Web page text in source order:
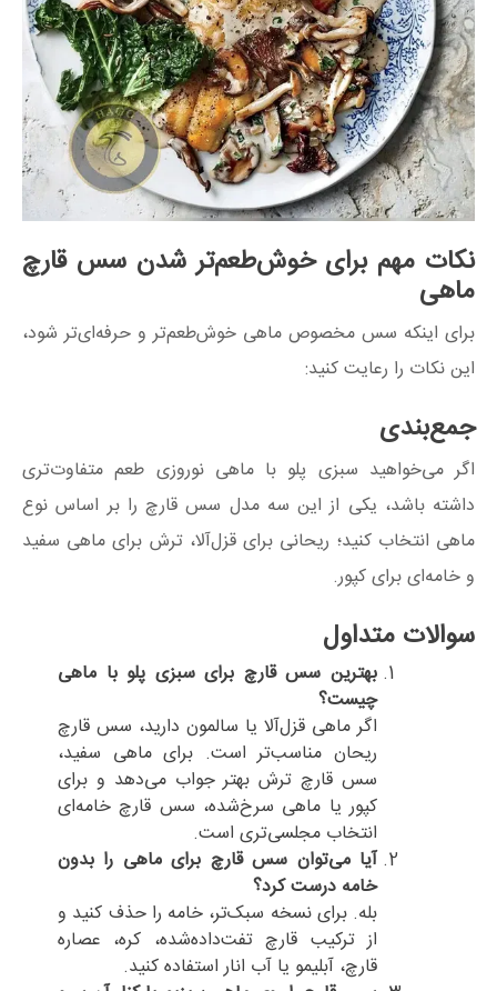
نکات مهم برای خوش‌طعم‌تر شدن سس قارچ
ماهی
برای اینکه سس مخصوص ماهی خوش‌طعم‌تر و حرفه‌ای‌تر شود،
این نکات را رعایت کنید:
جمع‌بندی
اگر می‌خواهید سبزی پلو با ماهی نوروزی طعم متفاوت‌تری
داشته باشد، یکی از این سه مدل سس قارچ را بر اساس نوع
ماهی انتخاب کنید؛ ریحانی برای قزل‌آلا، ترش برای ماهی سفید
و خامه‌ای برای کپور.
سوالات متداول
بهترین سس قارچ برای سبزی پلو با ماهی
چیست؟
اگر ماهی قزل‌آلا یا سالمون دارید، سس قارچ
ریحان مناسب‌تر است. برای ماهی سفید،
سس قارچ ترش بهتر جواب می‌دهد و برای
کپور یا ماهی سرخ‌شده، سس قارچ خامه‌ای
انتخاب مجلسی‌تری است.
آیا می‌توان سس قارچ برای ماهی را بدون
خامه درست کرد؟
بله. برای نسخه سبک‌تر، خامه را حذف کنید و
از ترکیب قارچ تفت‌داده‌شده، کره، عصاره
قارچ، آبلیمو یا آب انار استفاده کنید.